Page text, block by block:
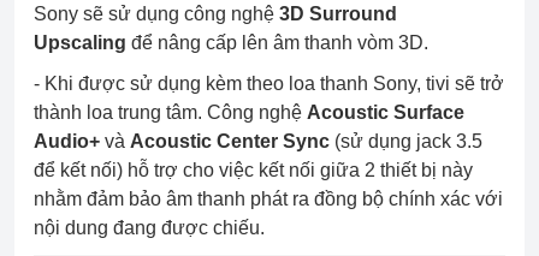
Sony sẽ sử dụng công nghệ 3D Surround
Upscaling để nâng cấp lên âm thanh vòm 3D.
- Khi được sử dụng kèm theo loa thanh Sony, tivi sẽ trở
thành loa trung tâm. Công nghệ Acoustic Surface
Audio+ và Acoustic Center Sync (sử dụng jack 3.5
để kết nối) hỗ trợ cho việc kết nối giữa 2 thiết bị này
nhằm đảm bảo âm thanh phát ra đồng bộ chính xác với
nội dung đang được chiếu.